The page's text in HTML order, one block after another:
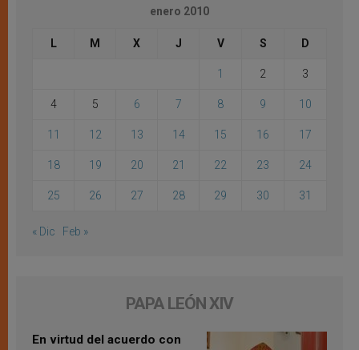
enero 2010
L M X J V S D
1 2 3
4 5 6 7 8 9 10
11 12 13 14 15 16 17
18 19 20 21 22 23 24
25 26 27 28 29 30 31
« Dic Feb »
PAPA LEÓN XIV
En virtud del acuerdo con